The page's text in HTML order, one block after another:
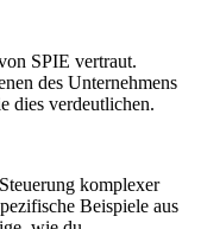
SPIE vertraut.
des Unternehmens
dies verdeutlichen.
komplexer
Beispiele aus